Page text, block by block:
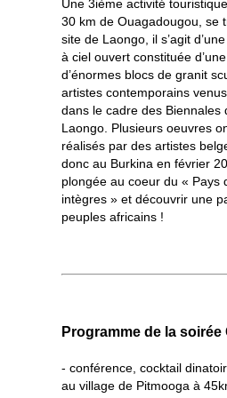
Une 3ième activité
30 km de Ouagadougou, se
site de Laongo, il s’agit
à ciel ouvert constituée
d’énormes blocs de granit
artistes contemporains
dans le cadre des Biennales
Laongo. Plusieurs oeuvres
réalisés par des artistes
donc au Burkina en février
plongée au coeur du « Pays
intègres » et découvrir une
peuples africains !
Programme de la soirée
- conférence, cocktail
au village de Pitmooga à